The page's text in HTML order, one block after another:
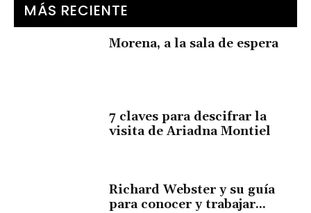
MÁS RECIENTE
Morena, a la sala de espera
7 claves para descifrar la
visita de Ariadna Montiel
Richard Webster y su guía
para conocer y trabajar...